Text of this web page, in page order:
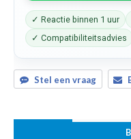
✓ Reactie binnen 1 uur
✓ Compatibiliteitsadvies
Stel een vraag